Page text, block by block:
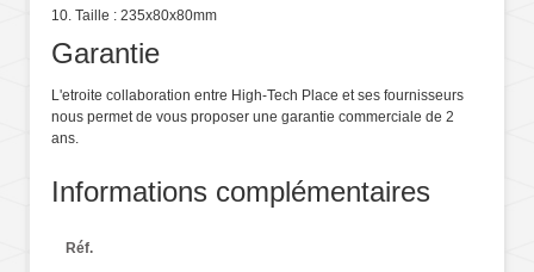
10. Taille : 235x80x80mm
Garantie
L'etroite collaboration entre High-Tech Place et ses fournisseurs
nous permet de vous proposer une garantie commerciale de 2
ans.
Informations complémentaires
Réf.